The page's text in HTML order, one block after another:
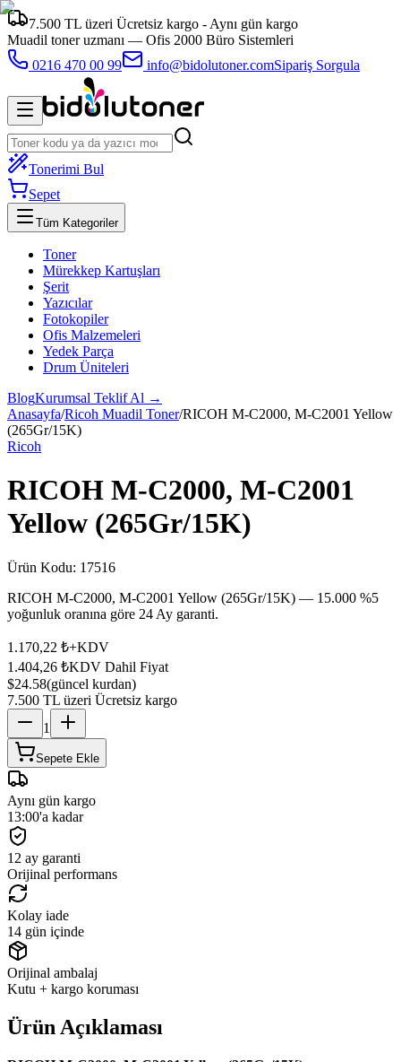
7.500 TL üzeri Ücretsiz kargo - Aynı gün kargo
Muadil toner uzmanı — Ofis 2000 Büro Sistemleri
0216 470 00 99
info@bidolutoner.comSipariş Sorgula
Tonerimi Bul
Sepet
Tüm Kategoriler
Toner
Mürekkep Kartuşları
Şerit
Yazıcılar
Fotokopiler
Ofis Malzemeleri
Yedek Parça
Drum Üniteleri
BlogKurumsal Teklif Al →
Anasayfa/Ricoh Muadil Toner/RICOH M-C2000, M-C2001 Yellow
(265Gr/15K)
Ricoh
RICOH M-C2000, M-C2001
Yellow (265Gr/15K)
Ürün Kodu: 17516
RICOH M-C2000, M-C2001 Yellow (265Gr/15K) — 15.000 %5
yoğunluk oranına göre 24 Ay garanti.
1.170,22 ₺+KDV
1.404,26 ₺KDV Dahil Fiyat
$24.58(güncel kurdan)
7.500 TL üzeri Ücretsiz kargo
1
Sepete Ekle
Aynı gün kargo
13:00'a kadar
12 ay garanti
Orijinal performans
Kolay iade
14 gün içinde
Orijinal ambalaj
Kutu + kargo koruması
Ürün Açıklaması